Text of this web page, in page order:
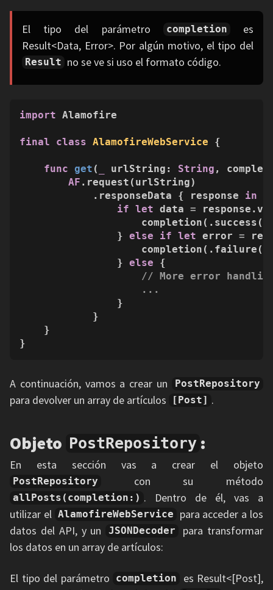
El tipo del parámetro completion
es
Result<Data, Error>. Por algún motivo, el tipo del
Result no se ve si uso el formato código.
import Alamofire
final class AlamofireWebService {
func get ( urlString : String ,
AF .request(urlString)
            .responseData { response
in
if let data =
                }
else if let error =
                }
else {
// More error
...
                }
            }
    }
}
A continuación, vamos a crear un PostRepository
para devolver un array de artículos [Post] .
Objeto PostRepository :
En esta sección vas a crear el objeto
PostRepository con su método
allPosts(completion:) . Dentro de él, vas a
utilizar el AlamofireWebService
para acceder a los
datos del API, y un
JSONDecoder
para transformar
los datos en un array de artículos:
El tipo del parámetro completion
es Result<[Post],